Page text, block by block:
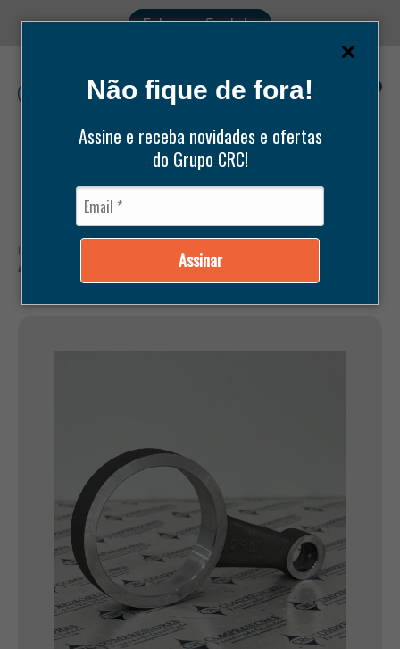
Não fique de fora!
Assine e receba novidades e ofertas
do Grupo CRC!
Assinar
Entre em Contato
Bitzer /
4NESD/4NES/ 4PC/ 4PCS/ 4PE/ 4PES OCTAGON C4